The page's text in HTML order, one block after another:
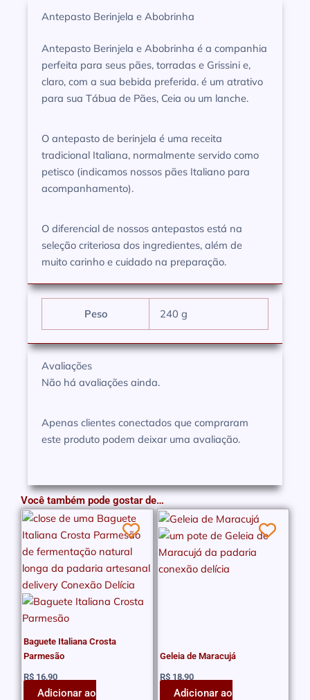
Antepasto Berinjela e Abobrinha
Antepasto Berinjela e Abobrinha é a companhia
perfeita para seus pães, torradas e Grissini e,
claro, com a sua bebida preferida. é um atrativo
para sua Tábua de Pães, Ceia ou um lanche.
O antepasto de berinjela é uma receita
tradicional Italiana, normalmente servido como
petisco (indicamos nossos pães Italiano para
acompanhamento).
O diferencial de nossos antepastos está na
seleção criteriosa dos ingredientes, além de
muito carinho e cuidado na preparação.
Peso 240 g
Avaliações
Não há avaliações ainda.
Apenas clientes conectados que compraram
este produto podem deixar uma avaliação.
Você também pode gostar de…
Baguete Italiana Crosta
Parmesão
R$ 16,90
Adicionar ao
Geleia de Maracujá
R$18,90
Adicionar ao